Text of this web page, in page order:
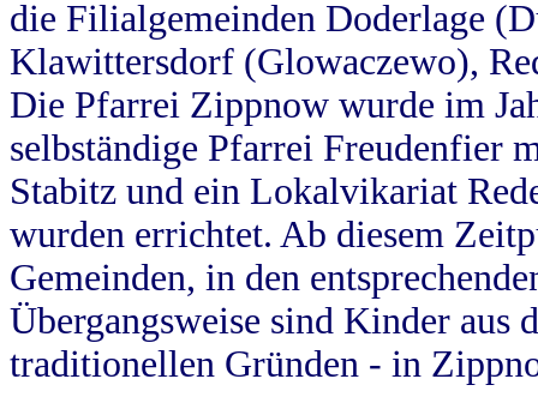
die Filialgemeinden Doderlage
Klawittersdorf (Glowaczewo),
Die Pfarrei Zippnow wurde im
selbständige Pfarrei Freudenfier
Stabitz und ein Lokalvikariat
wurden errichtet. Ab diesem
Gemeinden, in den
Übergangsweise sind Kinder aus
traditionellen Gründen - in